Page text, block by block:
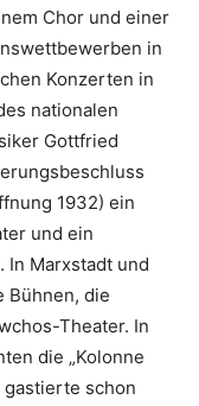
Chor und einer
in
Konzerten in
nationalen
Gottfried
1932) ein
und ein
Marxstadt und
Bühnen, die
Theater. In
die „Kolonne
gastierte schon